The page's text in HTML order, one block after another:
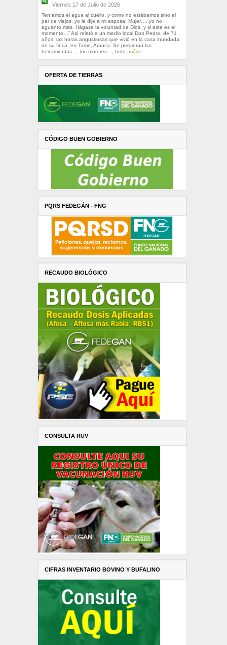
Viernes 17 de Julio de 2026
Teníamos el agua al cuello, y como no estábamos sino el
par de viejos, yo le dije a mi esposa: Mujer…, yo no
aguanto más. Hágase la voluntad de Dios, y si este es el
momento…” Así relató a un medio local Don Pedro, de 71
años, las horas angustiosas que vivió en la casa inundada
de su finca, en Tame, Arauca. Se perdieron las
herramientas…, los motores…, todo. más›
OFERTA DE TIERRAS
CÓDIGO BUEN GOBIERNO
PQRS FEDEGÁN - FNG
RECAUDO BIOLÓGICO
CONSULTA RUV
CIFRAS INVENTARIO BOVINO Y BUFALINO